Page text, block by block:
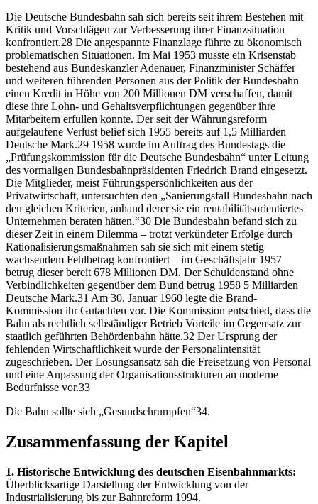
Die Deutsche Bundesbahn sah sich bereits seit ihrem Bestehen mit
Kritik und Vorschlägen zur Verbesserung ihrer Finanzsituation
konfrontiert.28 Die angespannte Finanzlage führte zu ökonomisch
problematischen Situationen. Im Mai 1953 musste ein Krisenstab
bestehend aus Bundeskanzler Adenauer, Finanzminister Schäffer
und weiteren führenden Personen aus der Politik der Bundesbahn
einen Kredit in Höhe von 200 Millionen DM verschaffen, damit
diese ihre Lohn- und Gehaltsverpflichtungen gegenüber ihre
Mitarbeitern erfüllen konnte. Der seit der Währungsreform
aufgelaufene Verlust belief sich 1955 bereits auf 1,5 Milliarden
Deutsche Mark.29 1958 wurde im Auftrag des Bundestags die
„Prüfungskommission für die Deutsche Bundesbahn“ unter Leitung
des vormaligen Bundesbahnpräsidenten Friedrich Brand eingesetzt.
Die Mitglieder, meist Führungspersönlichkeiten aus der
Privatwirtschaft, untersuchten den „Sanierungsfall Bundesbahn nach
den gleichen Kriterien, anhand derer sie ein rentabilitätsorientiertes
Unternehmen beraten hätten.“30 Die Bundesbahn befand sich zu
dieser Zeit in einem Dilemma – trotzt verkündeter Erfolge durch
Rationalisierungsmaßnahmen sah sie sich mit einem stetig
wachsendem Fehlbetrag konfrontiert – im Geschäftsjahr 1957
betrug dieser bereit 678 Millionen DM. Der Schuldenstand ohne
Verbindlichkeiten gegenüber dem Bund betrug 1958 5 Milliarden
Deutsche Mark.31 Am 30. Januar 1960 legte die Brand-
Kommission ihr Gutachten vor. Die Kommission entschied, dass die
Bahn als rechtlich selbständiger Betrieb Vorteile im Gegensatz zur
staatlich geführten Behördenbahn hätte.32 Der Ursprung der
fehlenden Wirtschaftlichkeit wurde der Personalintensität
zugeschrieben. Der Lösungsansatz sah die Freisetzung von Personal
und eine Anpassung der Organisationsstrukturen an moderne
Bedürfnisse vor.33
Die Bahn sollte sich „Gesundschrumpfen“34.
Zusammenfassung der Kapitel
1. Historische Entwicklung des deutschen Eisenbahnmarkts:
Überblicksartige Darstellung der Entwicklung von der
Industrialisierung bis zur Bahnreform 1994.